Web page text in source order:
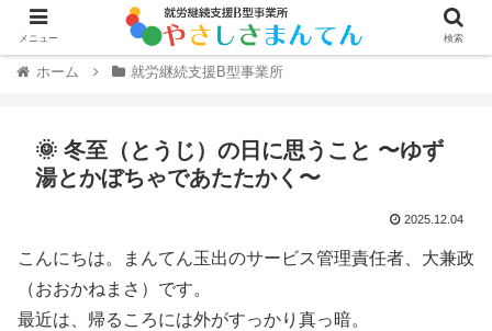
ホーム 就労継続支援B型事業所
🌞 冬至（とうじ）の日に思うこと 〜ゆず
湯とかぼちゃであたたかく〜
2025.12.04
こんにちは。まんてん玉出のサービス管理責任者、大兼政
（おおかねまさ）です。
最近は、帰るころには外がすっかり真っ暗。
メニュー 検索